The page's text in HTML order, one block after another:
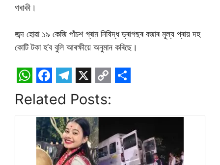
গৰাকী।
জব্দ হোৱা ১৯ কেজি পাঁচশ গ্ৰাম নিষিদ্ধ ড্ৰাগছৰ বজাৰ মূল্য প্ৰায় দহ
কোটি টকা হ’ব বুলি আৰক্ষীয়ে অনুমান কৰিছে।
W
h
F
a
c
e
b
T
e
l
e
g
X
C
o
p
y
L
a
r
e
Related Posts: